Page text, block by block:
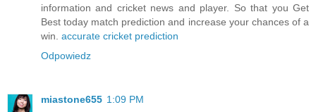
information and cricket news and player. So that you Get
Best today match prediction and increase your chances of a
win. accurate cricket prediction
Odpowiedz
miastone655 1:09 PM